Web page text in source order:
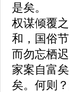
是矣。
权谋倾覆
和，国俗
而勿忘栖
家案自富
矣。何则